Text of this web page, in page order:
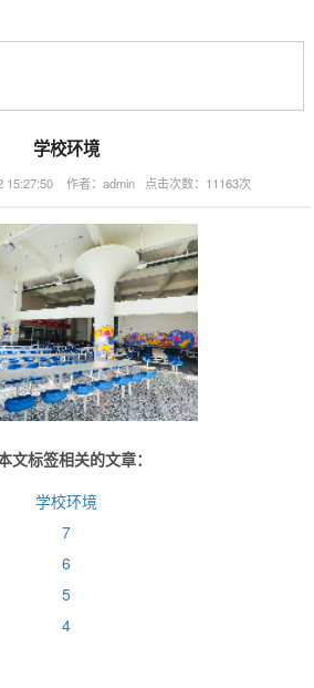
学校环境
15:27:50 作者：admin 点击次数：11163次
文标签相关的文章：
学校环境
7
6
5
4